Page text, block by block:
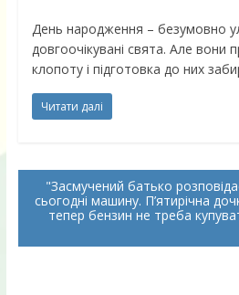
День народження – безумовно
довгоочікувані свята. Але вони
клопоту і підготовка до них
Читати далі
Засмучений батько
сьогодні машину. П’ятирічна
тепер бензин не треба